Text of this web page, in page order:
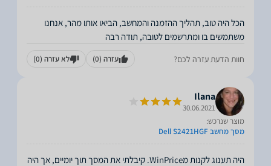
הכל היה טוב, תהליך ההזמנה והמחשב, הביאו אותו מהר, אנחנו
משתמשים בו ומתרשמים לטובה, תודה רבה
חוות הדעת עזרה לכם? עזרה (0) לא עזרה (0)
Ilana
30.06.2021
מוצר שנרכש:
מסך מחשב Dell S2421HGF
היה תענוג לקנות מWinPrice. קיבלתי את המסך תוך יומיים, אך היה